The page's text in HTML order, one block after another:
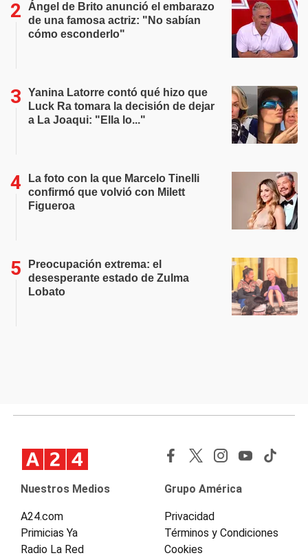
Ángel de Brito anunció el embarazo
de una famosa actriz: "No sabían
cómo esconderlo"
Yanina Latorre contó qué hizo que
Luck Ra tomara la decisión de dejar
a La Joaqui: "Ella lo..."
La foto con la que Marcelo Tinelli
confirmó que volvió con Milett
Figueroa
Preocupación extrema: el
desesperante estado de Zulma
Lobato
Nuestros Medios
A24.com
Primicias Ya
Radio La Red
Grupo América
Privacidad
Términos y Condiciones
Cookies